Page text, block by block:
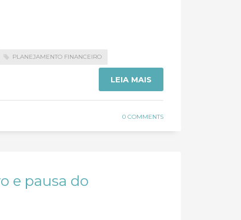
PLANEJAMENTO FINANCEIRO
LEIA MAIS
0 COMMENTS
e pausa do